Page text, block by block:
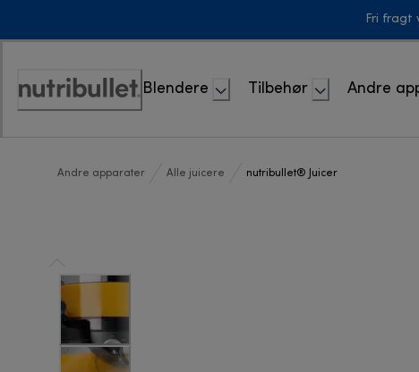
Fri fragt
Accessibility
Blendere Tilbehør Andre
Andre apparater Alle juicere nutribullet® Juicer